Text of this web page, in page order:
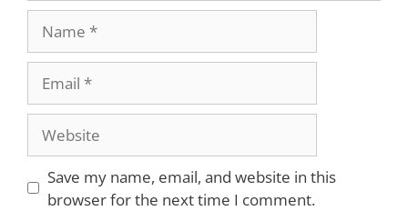
Website
Save my name, email, and website in this
browser for the next time I comment.